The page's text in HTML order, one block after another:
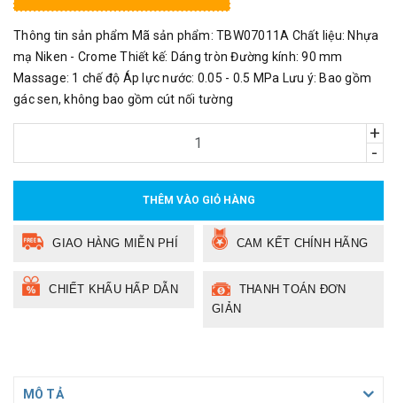
Thông tin sản phẩm Mã sản phẩm: TBW07011A Chất liệu: Nhựa
mạ Niken - Crome Thiết kế: Dáng tròn Đường kính: 90 mm
Massage: 1 chế độ Áp lực nước: 0.05 - 0.5 MPa Lưu ý: Bao gồm
gác sen, không bao gồm cút nối tường
+
-
THÊM VÀO GIỎ HÀNG
GIAO HÀNG MIỄN PHÍ CAM KẾT CHÍNH HÃNG
CHIẾT KHẤU HẤP DẪN
THANH TOÁN ĐƠN
GIẢN
MÔ TẢ